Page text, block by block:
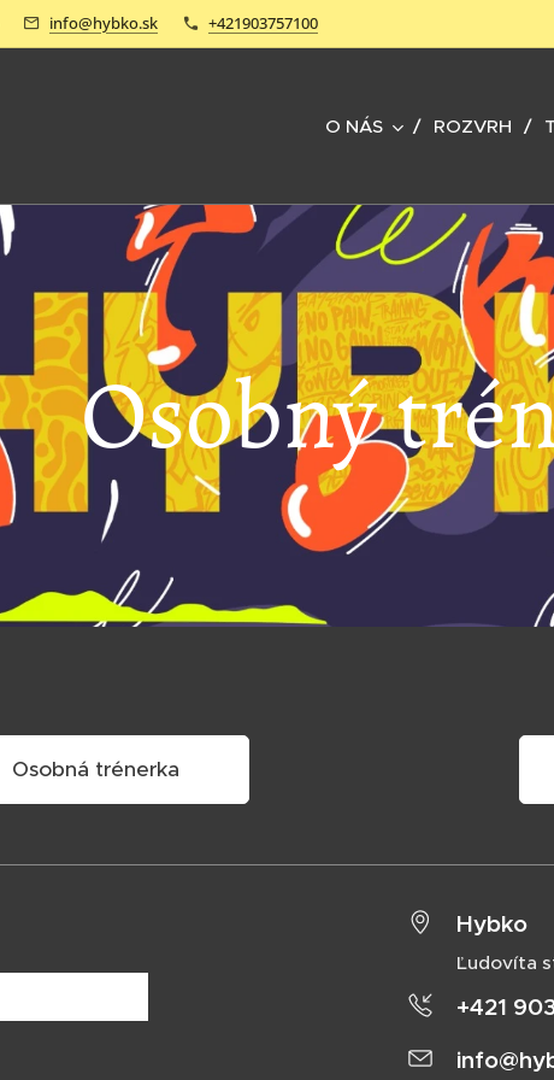
info@hybko.sk +421903757100
O NÁS ROZVRH
Osobný
Osobná trénerka
Hybko
Ľudovíta
+421